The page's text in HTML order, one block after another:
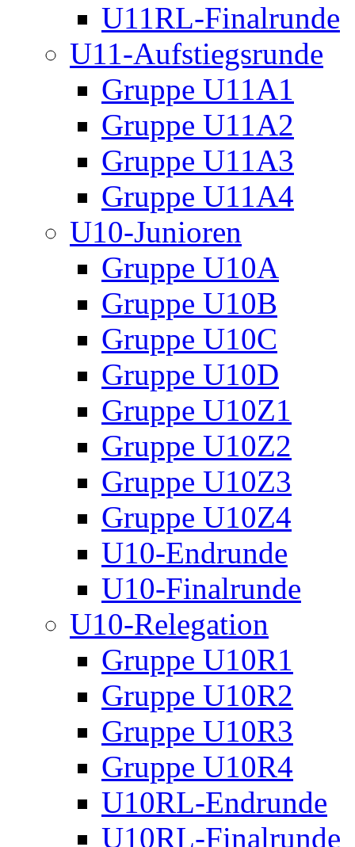
U11RL-Finalrunde
U11-Aufstiegsrunde
Gruppe U11A1
Gruppe U11A2
Gruppe U11A3
Gruppe U11A4
U10-Junioren
Gruppe U10A
Gruppe U10B
Gruppe U10C
Gruppe U10D
Gruppe U10Z1
Gruppe U10Z2
Gruppe U10Z3
Gruppe U10Z4
U10-Endrunde
U10-Finalrunde
U10-Relegation
Gruppe U10R1
Gruppe U10R2
Gruppe U10R3
Gruppe U10R4
U10RL-Endrunde
U10RL-Finalrunde